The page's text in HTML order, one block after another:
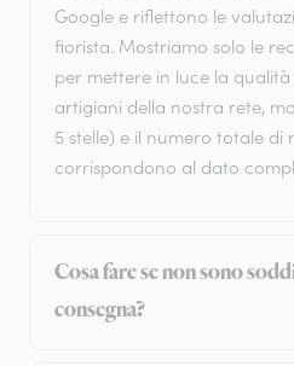
Google e riflettono le
fiorista. Mostriamo solo le
per mettere in luce la
artigiani della nostra rete,
5 stelle) e il numero totale di
corrispondono al dato
Cosa fare se non sono
consegna?